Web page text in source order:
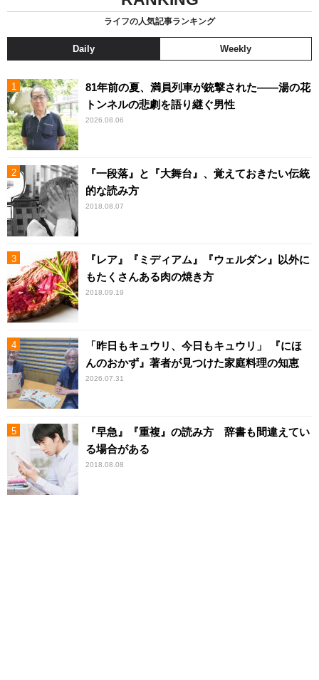
ライフの人気記事ランキング
Daily Weekly
81年前の夏、満員列車が銃撃された――湯の花
トンネルの悲劇を語り継ぐ男性
2026.08.06
『一段落』と『大舞台』、覚えておきたい伝統
的な読み方
2018.08.07
『レア』『ミディアム』『ウェルダン』以外に
もたくさんある肉の焼き方
2018.09.19
「昨日もキュウリ、今日もキュウリ」 『にほ
んのおかず』著者が見つけた家庭料理の知恵
2026.07.31
『早急』『重複』の読み方 辞書も間違えてい
る場合がある
2018.08.08